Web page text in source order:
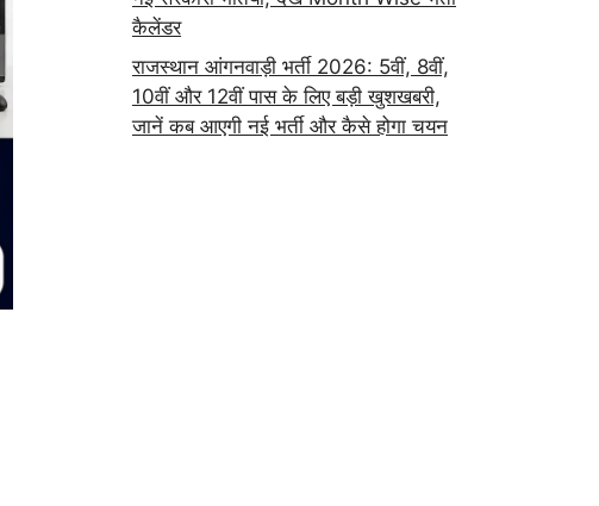
कैलेंडर
राजस्थान आंगनवाड़ी भर्ती 2026: 5वीं, 8वीं,
10वीं और 12वीं पास के लिए बड़ी खुशखबरी,
जानें कब आएगी नई भर्ती और कैसे होगा चयन